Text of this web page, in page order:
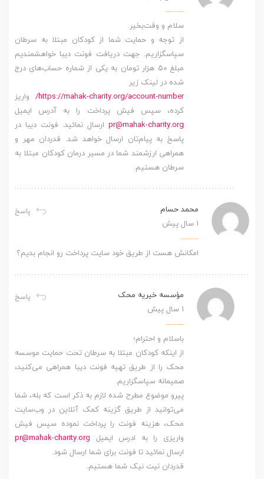
سلام و وقت‌بخیر.
از توجه و حمایت شما از کودکان مبتلا به سرطان
سپاسگزاریم. جهت دریافت فونت دیبا خواهشمندیم
مبلغ ۵۰ هزار تومان به یکی از شماره حساب‌های درج
شده در لینک زیر
https://mahak-charity.org/account-number/
واریز
کرده، سپس فیش پرداخت را به آدرس ایمیل
pr@mahak-charity.org ارسال نمائید. فونت دیبا در
پاسخ به پیام‌تان ارسال خواهد شد. قدردان مهر و
همراهی ارزشمند شما در مسیر درمان کودکان مبتلا به
سرطان هستیم.
پاسخ
محمد حسام
1 سال پیش
امکانش هست از طریق خود سایت پرداخت رو انجام بدیم؟
پاسخ
مؤسسه خیریه محک
1 سال پیش
باسلام و احترام؛
از اینکه کودکان مبتلا به سرطان تحت حمایت موسسه
محک را از طریق تهیه فونت دیبا همراهی می‌کنید،
صمیمانه سپاسگزاریم.
پیرو موضوع مطرح شده لازم به ذکر است که بله، شما
می‌توانید از طریق گزینه کمک آنلاین در وب‌سایت
محک، هزینه فونت را پرداخت نموده سپس فیش
واریزی را به ادرس ایمیل pr@mahak-charity.org
ارسال نمائید تا فونت برای شما ارسال شود.
قدردان نیت نیک شما هستیم.